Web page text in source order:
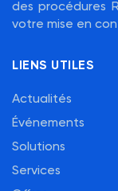
des procédures
votre mise en
LIENS UTILES
Actualités
Événements
Solutions
Services